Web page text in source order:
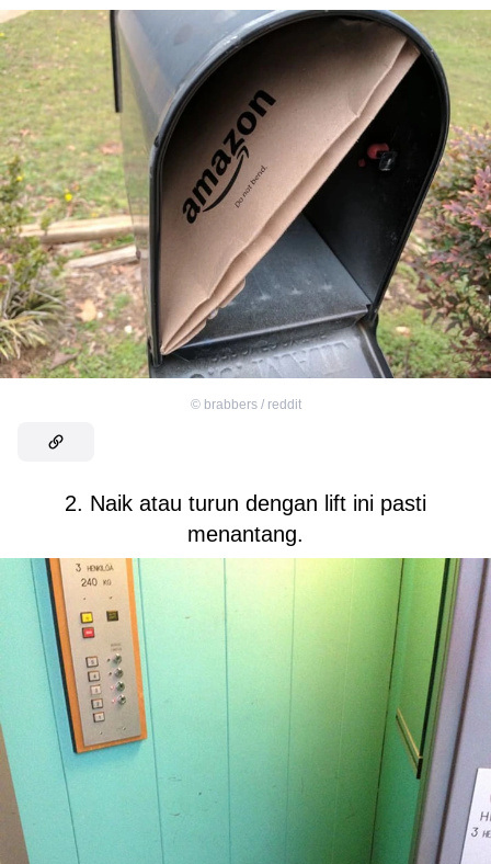
© brabbers / reddit
2. Naik atau turun dengan lift ini pasti
menantang.